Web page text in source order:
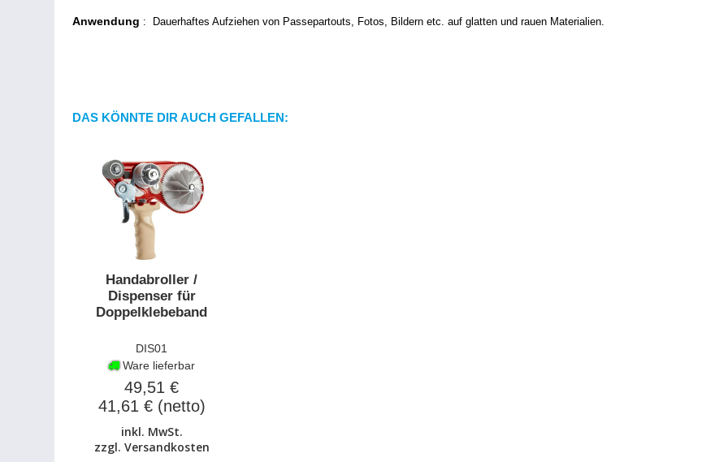
Anwendung : Dauerhaftes Aufziehen von Passepartouts, Fotos, Bildern etc. auf glatten und rauen Materialien.
DAS KÖNNTE DIR AUCH GEFALLEN:
Handabroller /
Dispenser für
Doppelklebeband
DIS01
Ware lieferbar
49,51 €
41,61 € (netto)
inkl. MwSt.
zzgl. Versandkosten